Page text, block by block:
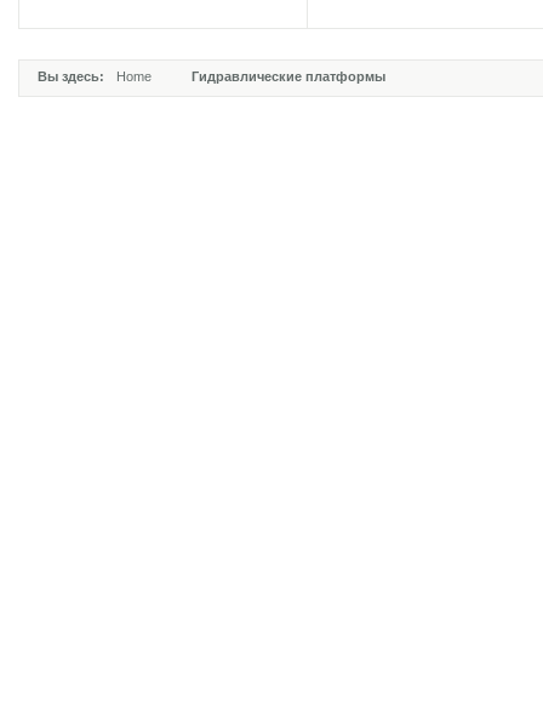
Вы здесь: Home Гидравлические платформы